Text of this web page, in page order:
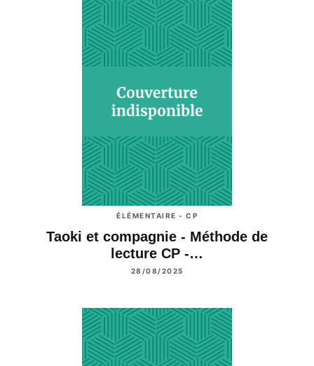
ÉLÉMENTAIRE - CP
Taoki et compagnie - Méthode de
lecture CP -…
28/08/2025